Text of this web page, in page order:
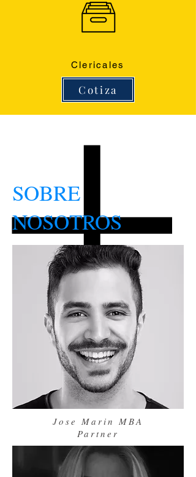
Clericales
Cotiza
SOBRE
NOSOTROS
Jose Marin MBA
Partner